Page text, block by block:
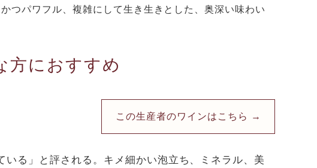
つパワフル、複雑にして生き生きとした、奥深い味わい
方におすすめ
この生産者のワインはこちら →
いる」と評される。キメ細かい泡立ち、ミネラル、美